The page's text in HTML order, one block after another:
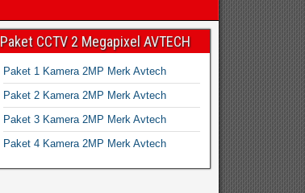
Paket CCTV 2 Megapixel AVTECH
Paket 1 Kamera 2MP Merk Avtech
Paket 2 Kamera 2MP Merk Avtech
Paket 3 Kamera 2MP Merk Avtech
Paket 4 Kamera 2MP Merk Avtech